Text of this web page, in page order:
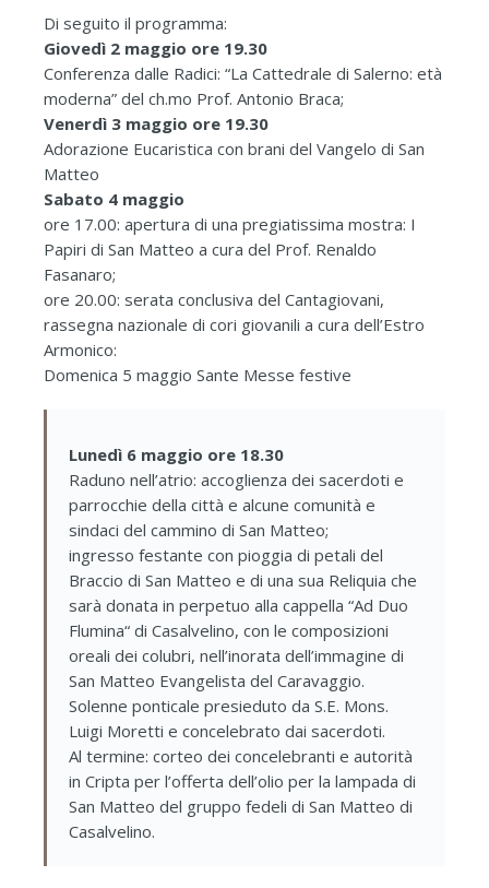
Di seguito il programma:
Giovedì 2 maggio ore 19.30
Conferenza dalle Radici: “La Cattedrale di Salerno: età
moderna” del ch.mo Prof. Antonio Braca;
Venerdì 3 maggio ore 19.30
Adorazione Eucaristica con brani del Vangelo di San
Matteo
Sabato 4 maggio
ore 17.00: apertura di una pregiatissima mostra: I
Papiri di San Matteo a cura del Prof. Renaldo
Fasanaro;
ore 20.00: serata conclusiva del Cantagiovani,
rassegna nazionale di cori giovanili a cura dell’Estro
Armonico:
Domenica 5 maggio Sante Messe festive
Lunedì 6 maggio ore 18.30
Raduno nell’atrio: accoglienza dei sacerdoti e
parrocchie della città e alcune comunità e
sindaci del cammino di San Matteo;
ingresso festante con pioggia di petali del
Braccio di San Matteo e di una sua Reliquia che
sarà donata in perpetuo alla cappella “Ad Duo
Flumina“ di Casalvelino, con le composizioni
oreali dei colubri, nell’inorata dell’immagine di
San Matteo Evangelista del Caravaggio.
Solenne ponticale presieduto da S.E. Mons.
Luigi Moretti e concelebrato dai sacerdoti.
Al termine: corteo dei concelebranti e autorità
in Cripta per l’offerta dell’olio per la lampada di
San Matteo del gruppo fedeli di San Matteo di
Casalvelino.